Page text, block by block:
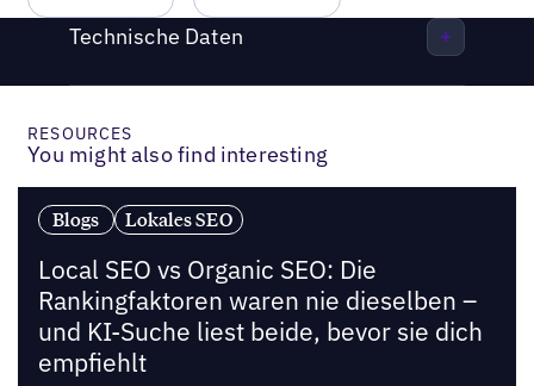
Technische Daten
RESOURCES
You might also find interesting
Blogs Lokales SEO
Local SEO vs Organic SEO: Die
Rankingfaktoren waren nie dieselben –
und KI-Suche liest beide, bevor sie dich
empfiehlt